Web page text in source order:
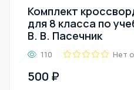
Комплект
для 8 класса по
В. В. Пасечник
110 Нет
500 ₽